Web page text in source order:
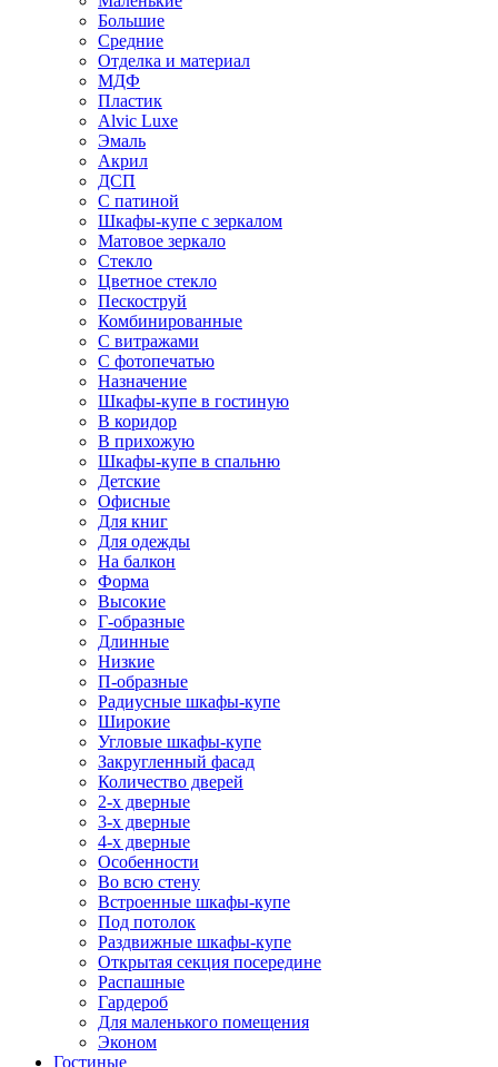
Большие
Средние
Отделка и материал
МДФ
Пластик
Alvic Luxe
Эмаль
Акрил
ДСП
С патиной
Шкафы-купе с зеркалом
Матовое зеркало
Стекло
Цветное стекло
Пескоструй
Комбинированные
С витражами
С фотопечатью
Назначение
Шкафы-купе в гостиную
В коридор
В прихожую
Шкафы-купе в спальню
Детские
Офисные
Для книг
Для одежды
На балкон
Форма
Высокие
Г-образные
Длинные
Низкие
П-образные
Радиусные шкафы-купе
Широкие
Угловые шкафы-купе
Закругленный фасад
Количество дверей
2-х дверные
3-х дверные
4-х дверные
Особенности
Во всю стену
Встроенные шкафы-купе
Под потолок
Раздвижные шкафы-купе
Открытая секция посередине
Распашные
Гардероб
Для маленького помещения
Эконом
Гостиные